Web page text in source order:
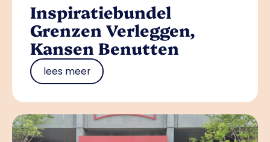
Inspiratiebundel
Grenzen Verleggen,
Kansen Benutten
lees meer